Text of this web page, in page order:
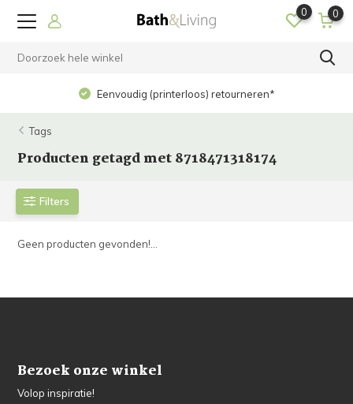
0 0
Eenvoudig (printerloos) retourneren*
Tags
Producten getagd met 8718471318174
Filters
Geen producten gevonden!...
Bezoek onze winkel
Volop inspiratie!